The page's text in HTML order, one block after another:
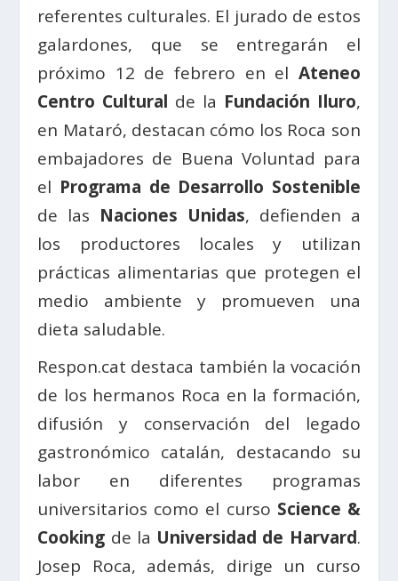
referentes culturales. El jurado de estos
galardones, que se entregarán el
próximo 12 de febrero en el Ateneo
Centro Cultural de la Fundación Iluro,
en Mataró, destacan cómo los Roca son
embajadores de Buena Voluntad para
el Programa de Desarrollo Sostenible
de las Naciones Unidas, defienden a
los productores locales y utilizan
prácticas alimentarias que protegen el
medio ambiente y promueven una
dieta saludable.
Respon.cat destaca también la vocación
de los hermanos Roca en la formación,
difusión y conservación del legado
gastronómico catalán, destacando su
labor en diferentes programas
universitarios como el curso Science &
Cooking de la Universidad de Harvard.
Josep Roca, además, dirige un curso